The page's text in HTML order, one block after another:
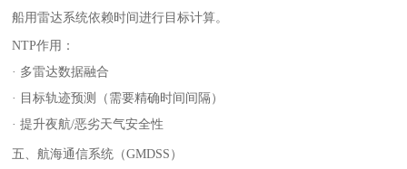
船用雷达系统依赖时间进行目标计算。
NTP作用：
· 多雷达数据融合
· 目标轨迹预测（需要精确时间间隔）
· 提升夜航/恶劣天气安全性
五、航海通信系统（GMDSS）